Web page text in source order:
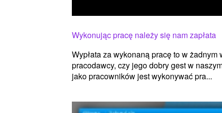
Wykonując pracę należy się nam zapłata
Wypłata za wykonaną pracę to w
pracodawcy, czy jego dobry gest w
jako pracowników jest wykonywać pra...